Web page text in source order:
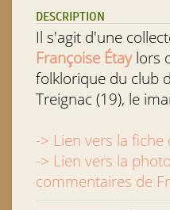
DESCRIPTION
Il s'agit d'une
Françoise Étaylors
folklorique du club
Treignac (19), le
-> Lien vers la fiche
-> Lien vers la
commentaires de